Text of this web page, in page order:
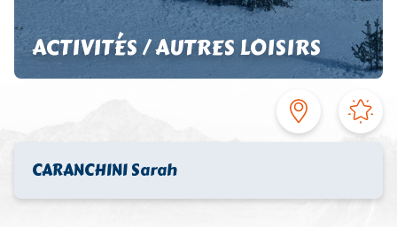
ACTIVITÉS / AUTRES LOISIRS
CARANCHINI Sarah